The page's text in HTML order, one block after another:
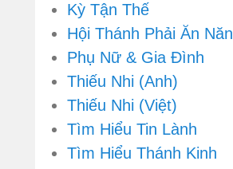
Kỳ Tận Thế
Hội Thánh Phải Ăn Năn
Phụ Nữ & Gia Đình
Thiếu Nhi (Anh)
Thiếu Nhi (Việt)
Tìm Hiểu Tin Lành
Tìm Hiểu Thánh Kinh